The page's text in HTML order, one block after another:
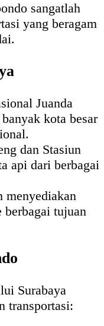
sangatlah
yang beragam
Juanda
kota besar
dan Stasiun
api dari berbagai
menyediakan
berbagai tujuan
Surabaya
transportasi: